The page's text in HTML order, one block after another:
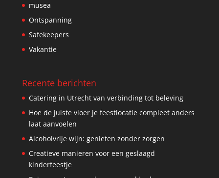
musea
Ontspanning
Safekeepers
Vakantie
Recente berichten
Catering in Utrecht van verbinding tot beleving
Hoe de juiste vloer je feestlocatie compleet anders
laat aanvoelen
Alcoholvrije wijn: genieten zonder zorgen
Creatieve manieren voor een geslaagd
kinderfeestje